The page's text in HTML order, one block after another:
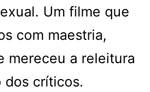
Um filme que
com maestria,
mereceu a releitura
dos críticos.